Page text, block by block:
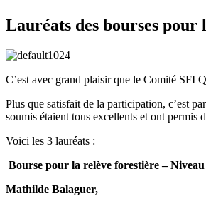
Lauréats des bourses
C’est avec grand plaisir que le Comité SFI
Plus que satisfait de la participation, c’est
soumis étaient tous excellents et ont permis
Voici les 3 lauréats :
Bourse pour la relève forestière –
Mathilde Balaguer,